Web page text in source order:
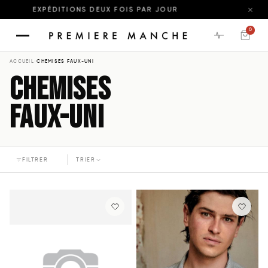
EXPÉDITIONS DEUX FOIS PAR JOUR
0
ACCUEIL ›CHEMISES FAUX-UNI
CHEMISES
FAUX-UNI
FILTRER TRIER